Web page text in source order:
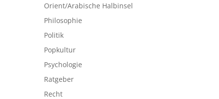
Orient/Arabische Halbinsel
Philosophie
Politik
Popkultur
Psychologie
Ratgeber
Recht